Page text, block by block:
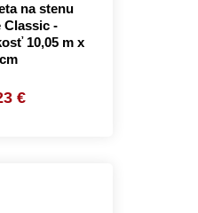
na stenu
Classic -
10,05 m x
€